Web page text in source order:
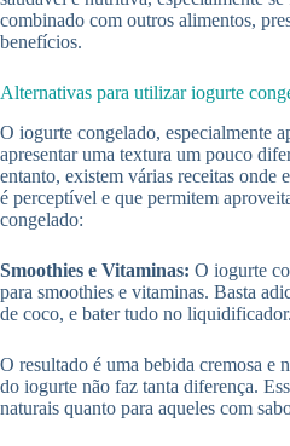
combinado com outros alimentos,
benefícios.
Alternativas para utilizar iogurte
O iogurte congelado, especialmente
apresentar uma textura um pouco
entanto, existem várias receitas onde
é perceptível e que permitem
congelado:
Smoothies e Vitaminas: O iogurte
para smoothies e vitaminas. Basta
de coco, e bater tudo no liquidificador.
O resultado é uma bebida cremosa e
do iogurte não faz tanta diferença.
naturais quanto para aqueles com